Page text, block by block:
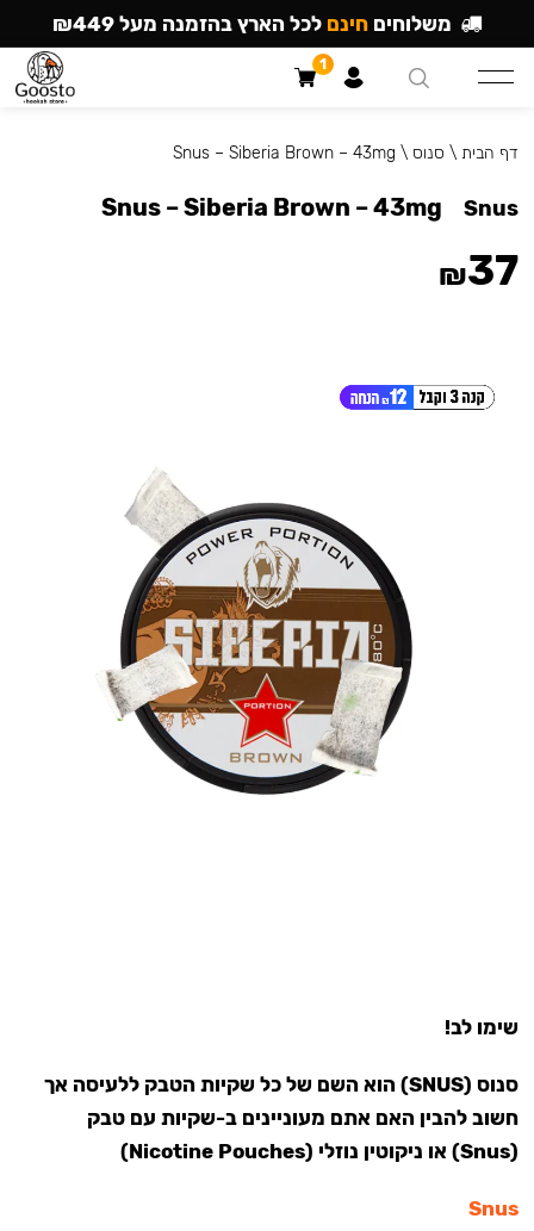
שימו לב!
סנוס (SNUS) הוא השם של כל שקיות הטבק ללעיסה אך
חשוב להבין האם אתם מעוניינים ב-שקיות עם טבק
(Snus) או ניקוטין נוזלי (Nicotine Pouches)
Snus
דף הבית \ סנוס \
Snus – Siberia Brown – 43mg
Snus
Snus – Siberia Brown – 43mg
₪37
משלוחים חינם לכל הארץ בהזמנה מעל ₪449
1